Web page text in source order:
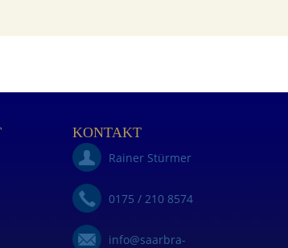
KONTAKT
Rainer Stürmer
0175 / 210 8574
info@saarbra-